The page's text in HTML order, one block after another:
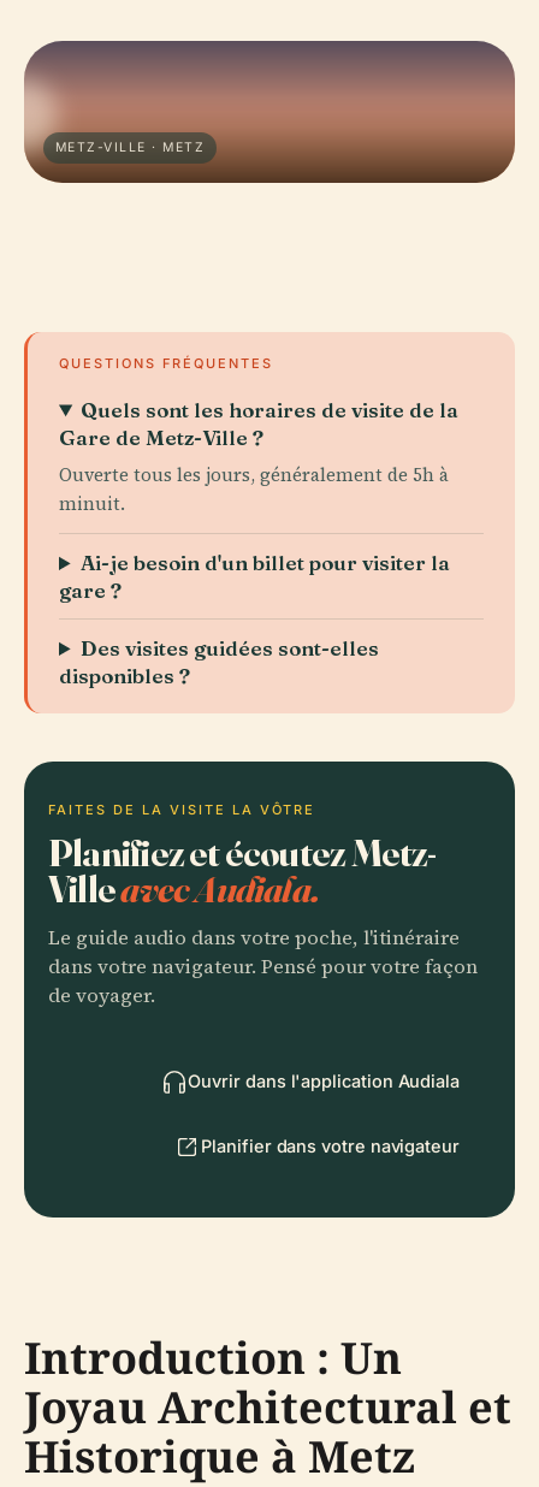
METZ-VILLE · METZ
QUESTIONS FRÉQUENTES
Quels sont les horaires de visite de la
Gare de Metz-Ville ?
Ouverte tous les jours, généralement de 5h à
minuit.
Ai-je besoin d'un billet pour visiter la
gare ?
Des visites guidées sont-elles
disponibles ?
FAITES DE LA VISITE LA VÔTRE
Planifiez et écoutez Metz-
Villeavec Audiala.
Le guide audio dans votre poche, l'itinéraire
dans votre navigateur. Pensé pour votre façon
de voyager.
Ouvrir dans l'application Audiala
Planifier dans votre navigateur
Introduction : Un
Joyau Architectural et
Historique à Metz